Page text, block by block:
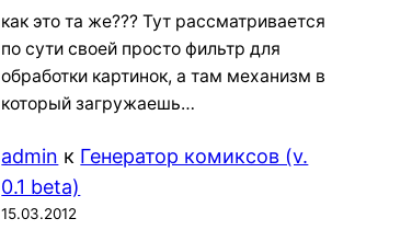
как это та же??? Тут рассматривается
по сути своей просто фильтр для
обработки картинок, а там механизм в
который загружаешь…
admin к Генератор комиксов (v.
0.1 beta)
15.03.2012